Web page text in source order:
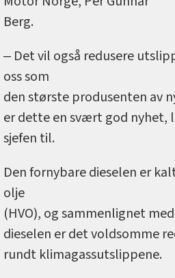
Berg.
‒ Det vil også redusere
oss som
den største produsenten av
er dette en svært god nyhet,
sjefen til.
Den fornybare dieselen er
olje
(HVO), og sammenlignet
dieselen er det voldsomme
rundt klimagassutslippene.